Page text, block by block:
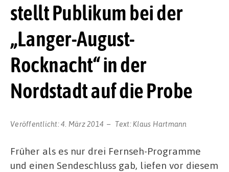
stellt Publikum bei der
„Langer-August-
Rocknacht“ in der
Nordstadt auf die Probe
Veröffentlicht:4. März 2014 Text:Klaus Hartmann
Früher als es nur drei Fernseh-Programme
und einen Sendeschluss gab, liefen vor diesem